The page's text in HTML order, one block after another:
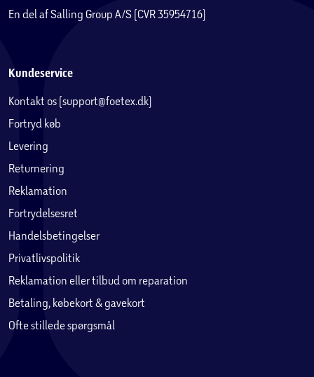
En del af Salling Group A/S (CVR 35954716)
Kundeservice
Kontakt os (support@foetex.dk)
Fortryd køb
Levering
Returnering
Reklamation
Fortrydelsesret
Handelsbetingelser
Privatlivspolitik
Reklamation eller tilbud om reparation
Betaling, købekort & gavekort
Ofte stillede spørgsmål